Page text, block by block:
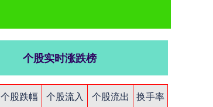
个股实时涨跌榜
个股跌幅 个股流入 个股流出
换手率